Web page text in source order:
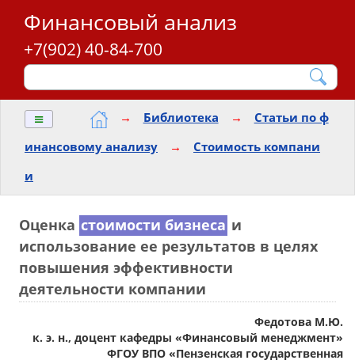
Финансовый анализ
+7(902) 40-84-700
≡ → Библиотека →
Статьи по ф
инансовому анализу
→
Стоимость компани
и
Оценка стоимости бизнеса и
использование ее результатов в целях
повышения эффективности
деятельности компании
Федотова М.Ю.
к. э. н., доцент кафедры «Финансовый менеджмент»
ФГОУ ВПО «Пензенская государственная